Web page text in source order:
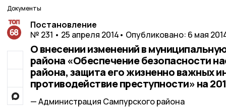
Документы
Постановление
№ 231 • 25 апреля 2014• Опубликовано: 6 мая
О внесении изменений в
района «Обеспечение безопасности
района, защита его жизненно важных
противодействие преступности» на
— Администрация Сампурского района